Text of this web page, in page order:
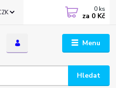
Menu
Hledat
0 ks
za 0 Kč